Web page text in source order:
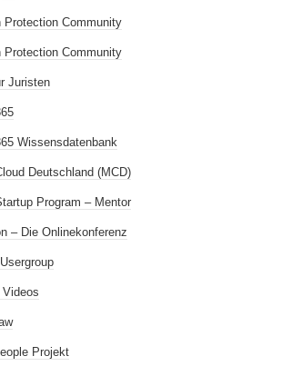
Protection Community
Protection Community
Juristen
Wissensdatenbank
Deutschland (MCD)
Program – Mentor
– Die Onlinekonferenz
Projekt